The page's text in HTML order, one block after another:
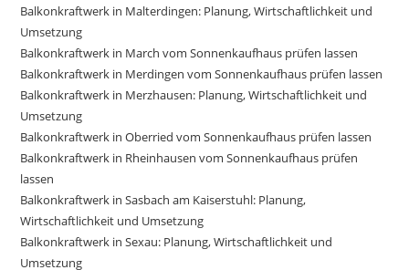
Balkonkraftwerk in Malterdingen: Planung, Wirtschaftlichkeit und
Umsetzung
Balkonkraftwerk in March vom Sonnenkaufhaus prüfen lassen
Balkonkraftwerk in Merdingen vom Sonnenkaufhaus prüfen lassen
Balkonkraftwerk in Merzhausen: Planung, Wirtschaftlichkeit und
Umsetzung
Balkonkraftwerk in Oberried vom Sonnenkaufhaus prüfen lassen
Balkonkraftwerk in Rheinhausen vom Sonnenkaufhaus prüfen
lassen
Balkonkraftwerk in Sasbach am Kaiserstuhl: Planung,
Wirtschaftlichkeit und Umsetzung
Balkonkraftwerk in Sexau: Planung, Wirtschaftlichkeit und
Umsetzung